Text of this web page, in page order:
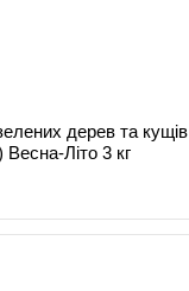
дерев та кущів
Літо 3 кг